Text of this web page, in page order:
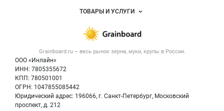
Grainboard.ru – весь рынок зерна, муки, крупы в России.
ООО «Инлайн»
ИНН: 7805355672
КПП: 780501001
ОГРН: 1047855085442
Юридический адрес: 196066, г. Санкт-Петербург, Московский
проспект, д. 212
Размещение рекламы
Публичная оферта
Контактная информация
Политика обработки персональных данных
Объявления
Новости рынка
ТОВАРЫ И УСЛУГИ
Крупы
Мука